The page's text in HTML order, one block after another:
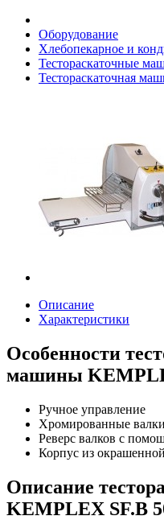
Оборудование
Хлебопекарное и
Тестораскаточные
Тестораскаточная
Описание
Характеристики
Особенности
машины
Ручное управление
Хромированные валки
Реверс валков с
Корпус из
Описание
KEMPLEX SF.B